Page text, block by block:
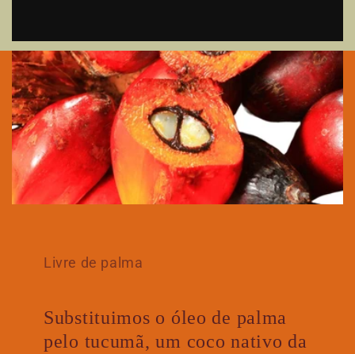
Livre de palma
Substituimos o óleo de palma
pelo tucumã, um coco nativo da